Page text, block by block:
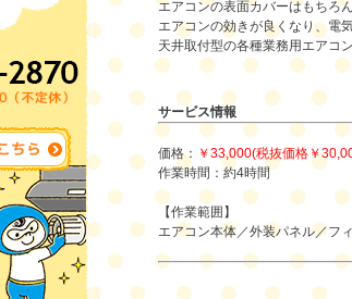
エアコンの表面カバーはもちろ
エアコンの効きが良くなり、電
天井取付型の各種業務用エアコ
サービス情報
価格： ￥33,000(税抜価格￥
作業時間：約4時間
【作業範囲】
エアコン本体／外装パネル／フ